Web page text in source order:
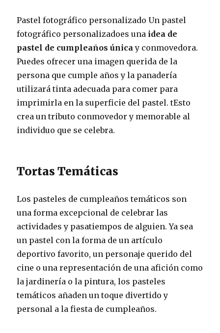
Pastel fotográfico personalizado Un pastel
fotográfico personalizadoes una idea de
pastel de cumpleaños única y conmovedora.
Puedes ofrecer una imagen querida de la
persona que cumple años y la panadería
utilizará tinta adecuada para comer para
imprimirla en la superficie del pastel. tEsto
crea un tributo conmovedor y memorable al
individuo que se celebra.
Tortas Temáticas
Los pasteles de cumpleaños temáticos son
una forma excepcional de celebrar las
actividades y pasatiempos de alguien. Ya sea
un pastel con la forma de un artículo
deportivo favorito, un personaje querido del
cine o una representación de una afición como
la jardinería o la pintura, los pasteles
temáticos añaden un toque divertido y
personal a la fiesta de cumpleaños.